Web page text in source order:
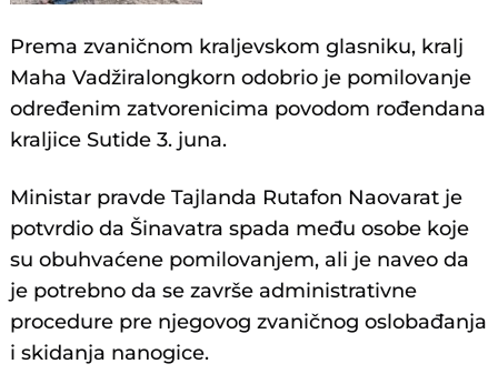
Prema zvaničnom kraljevskom glasniku, kralj
Maha Vadžiralongkorn odobrio je pomilovanje
određenim zatvorenicima povodom rođendana
kraljice Sutide 3. juna.
Ministar pravde Tajlanda Rutafon Naovarat je
potvrdio da Šinavatra spada među osobe koje
su obuhvaćene pomilovanjem, ali je naveo da
je potrebno da se završe administrativne
procedure pre njegovog zvaničnog oslobađanja
i skidanja nanogice.